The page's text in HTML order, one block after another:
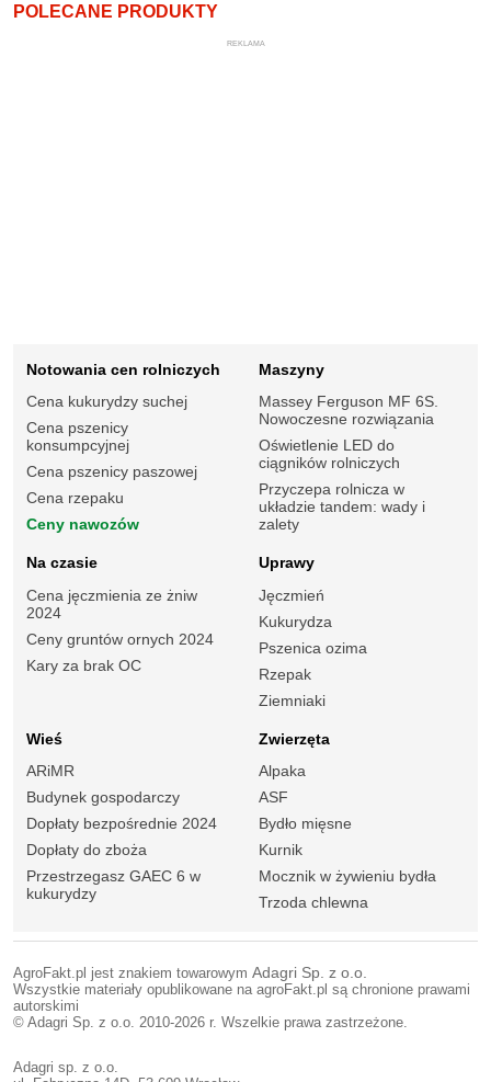
POLECANE PRODUKTY
REKLAMA
Notowania cen rolniczych
Cena kukurydzy suchej
Cena pszenicy
konsumpcyjnej
Cena pszenicy paszowej
Cena rzepaku
Ceny nawozów
Maszyny
Massey Ferguson MF 6S.
Nowoczesne rozwiązania
Oświetlenie LED do
ciągników rolniczych
Przyczepa rolnicza w
układzie tandem: wady i
zalety
Na czasie
Cena jęczmienia ze żniw
2024
Ceny gruntów ornych 2024
Kary za brak OC
Uprawy
Jęczmień
Kukurydza
Pszenica ozima
Rzepak
Ziemniaki
Wieś
ARiMR
Budynek gospodarczy
Dopłaty bezpośrednie 2024
Dopłaty do zboża
Przestrzegasz GAEC 6 w
kukurydzy
Zwierzęta
Alpaka
ASF
Bydło mięsne
Kurnik
Mocznik w żywieniu bydła
Trzoda chlewna
AgroFakt.pl jest znakiem towarowym Adagri Sp. z o.o.
Wszystkie materiały opublikowane na agroFakt.pl są chronione prawami
autorskimi
© Adagri Sp. z o.o. 2010-2026 r. Wszelkie prawa zastrzeżone.
Adagri sp. z o.o.